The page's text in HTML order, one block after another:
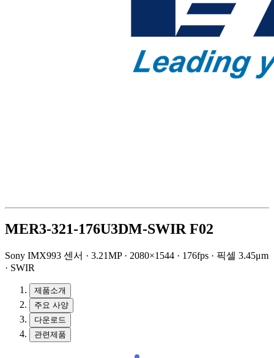
MER3-321-176U3DM-SWIR F02
Sony IMX993 센서 · 3.21MP · 2080×1544 · 176fps · 픽셀 3.45μm
· SWIR
제품소개
주요 사양
다운로드
관련제품